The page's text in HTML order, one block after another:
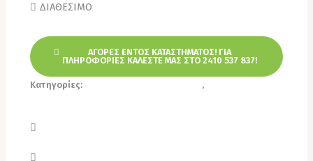
ΔΙΑΘΕΣΙΜΟ
ΑΓΟΡΕΣ ΕΝΤΟΣ ΚΑΤΑΣΤΗΜΑΤΟΣ! ΓΙΑ
ΠΛΗΡΟΦΟΡΙΕΣ ΚΑΛΕΣΤΕ ΜΑΣ ΣΤΟ 2410 537 837!
Κατηγορίες:
,